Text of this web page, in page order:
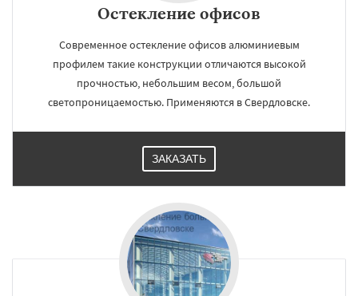
Остекление офисов
Современное остекление офисов алюминиевым
профилем такие конструкции отличаются высокой
прочностью, небольшим весом, большой
светопроницаемостью. Применяются в Свердловске.
ЗАКАЗАТЬ